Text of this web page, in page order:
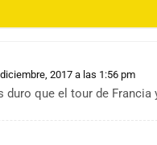
2017 a las 1:56 pm
duro que el tour de